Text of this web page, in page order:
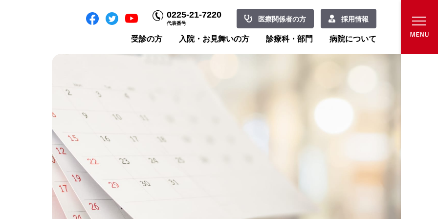
0225-21-7220
代表番号
医療関係者の方 採用情報
受診の方 入院・お見舞いの方 診療科・部門 病院について